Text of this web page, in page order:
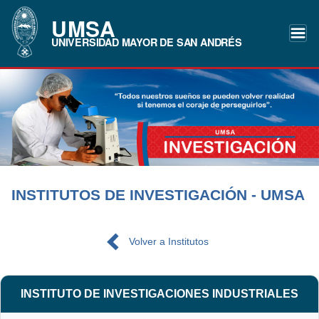
UMSA
UNIVERSIDAD MAYOR DE SAN ANDRÉS
INSTITUTOS DE INVESTIGACIÓN - UMSA
Volver a Institutos
INSTITUTO DE INVESTIGACIONES INDUSTRIALES